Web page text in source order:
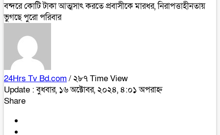
বন্দরে কোটি টাকা আত্মসাৎ করতে প্রবাসীকে মারধর, নিরাপত্তাহীনতায়
ভুগছে পুরো পরিবার
24Hrs Tv Bd.com / ২৮৭ Time View
Update : বুধবার, ১৬ অক্টোবর, ২০২৪, ৪:০১ অপরাহ্ন
Share